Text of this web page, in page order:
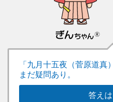
「九月十五夜（菅原道真
まだ疑問あり。
答え